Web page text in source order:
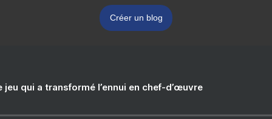
Créer un blog
jeu qui a transformé l’ennui en chef-d’œuvre